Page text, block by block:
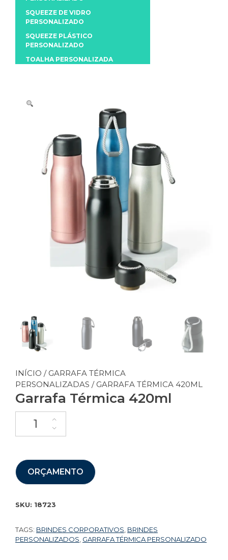
INÍCIO / GARRAFA TÉRMICA
PERSONALIZADAS / GARRAFA TÉRMICA 420ML
Garrafa Térmica 420ml
ORÇAMENTO
SKU: 18723
TAGS: BRINDES CORPORATIVOS BRINDES
PERSONALIZADOS GARRAFA TÉRMICA PERSONALIZADO
SQUEEZE DE VIDRO
PERSONALIZADO
SQUEEZE PLÁSTICO
PERSONALIZADO
TOALHA PERSONALIZADA